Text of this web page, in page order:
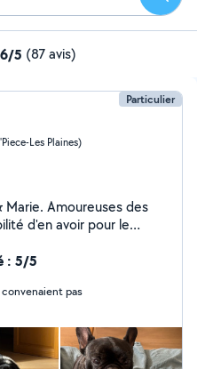
5 (87 avis)
Particulier
Les Plaines)
des
d'en avoir pour le
Étudiante en
de l'Acaced, nous
2 ans à notre
: 5/5
pas